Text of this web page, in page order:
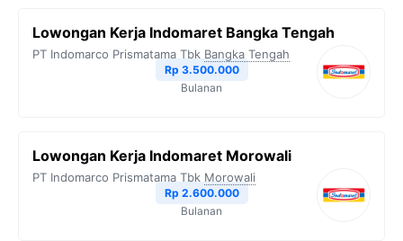
Lowongan Kerja Indomaret Bangka Tengah
PT Indomarco Prismatama Tbk Bangka Tengah
Rp 3.500.000
Bulanan
Lowongan Kerja Indomaret Morowali
PT Indomarco Prismatama Tbk Morowali
Rp 2.600.000
Bulanan